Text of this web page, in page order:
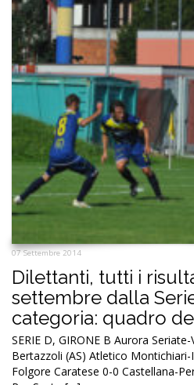
07 Settembre 2014
Dilettanti, tutti i
settembre dalla
categoria: quadro
SERIE D, GIRONE B Aurora
Bertazzoli (AS) Atletico
Folgore Caratese 0-0 Castellana-